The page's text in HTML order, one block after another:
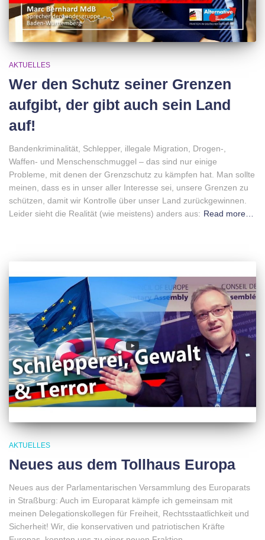
AKTUELLES
Wer den Schutz seiner Grenzen
aufgibt, der gibt auch sein Land
auf!
Bandenkriminalität, Schlepper, illegale Migration, Drogen-,
Waffen- und Menschenschmuggel – das sind nur einige
Probleme, mit denen der Grenzschutz zu kämpfen hat. Man sollte
meinen, dass es in unser aller Interesse sei, unsere Grenzen zu
schützen, damit wir Kontrolle über unser Land zurückgewinnen.
Leider sieht die Realität (wie meistens) anders aus: Read more…
AKTUELLES
Neues aus dem Tollhaus Europa
Neues aus der Parlamentarischen Versammlung des Europarats
in Straßburg: Auch im Europarat kämpfe ich gemeinsam mit
meinen Delegationskollegen für Freiheit, Rechtsstaatlichkeit und
Sicherheit! Wir, die konservativen und patriotischen Kräfte